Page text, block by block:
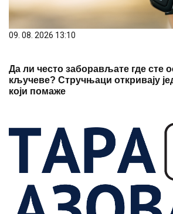
09. 08. 2026 13:10
Да ли често заборављате где сте
кључеве? Стручњаци откривају
који помаже